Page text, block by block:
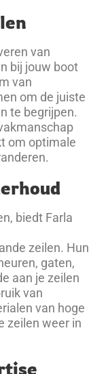
van
bij jouw boot
van
om de juiste
te begrijpen.
om optimale
biedt Farla
zeilen. Hun
gaten,
aan je zeilen
van
van hoge
zeilen weer in